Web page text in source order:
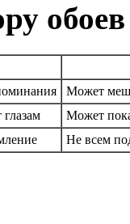
обоев
Может
Может
Не всем